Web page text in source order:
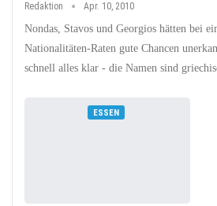
Redaktion Apr. 10, 2010
Nondas, Stavos und Georgios hätten bei
Nationalitäten-Raten gute Chancen
schnell alles klar - die Namen sind
ESSEN